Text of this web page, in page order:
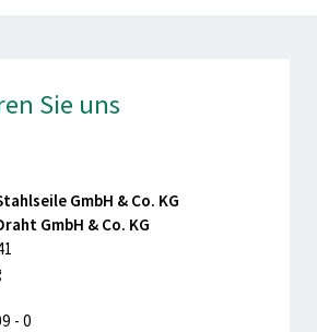
Sie uns
GmbH & Co. KG
GmbH & Co. KG
- 0